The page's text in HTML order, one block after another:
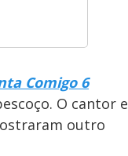
Comigo 6
O cantor e
outro